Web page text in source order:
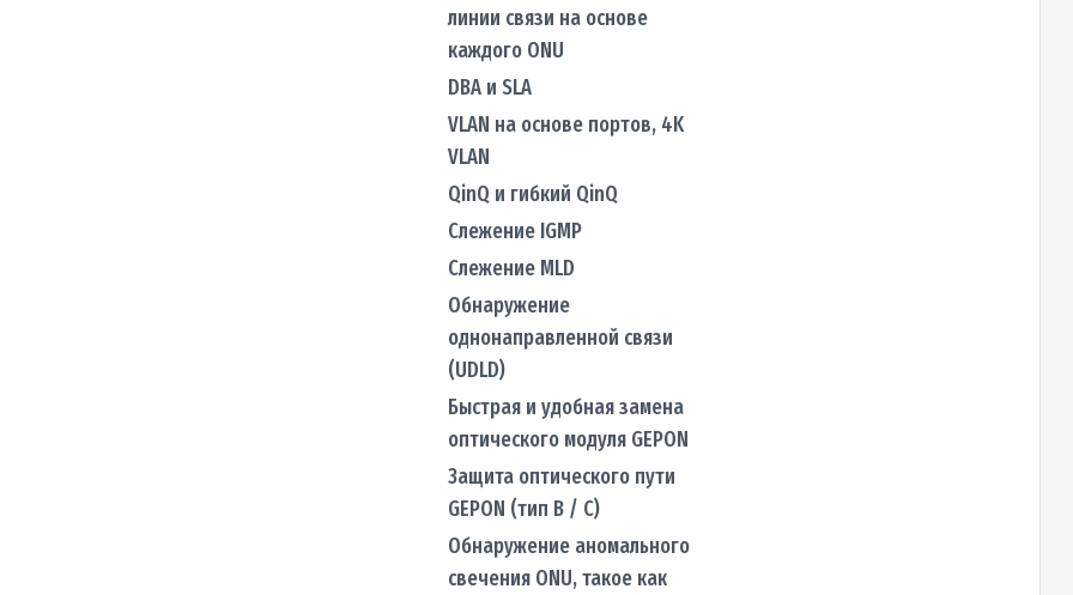
линии связи на основе
каждого ONU
DBA и SLA
VLAN на основе портов, 4K
VLAN
QinQ и гибкий QinQ
Слежение IGMP
Слежение MLD
Обнаружение
однонаправленной связи
(UDLD)
Быстрая и удобная замена
оптического модуля GEPON
Защита оптического пути
GEPON (тип B / C)
Обнаружение аномального
свечения ONU, такое как